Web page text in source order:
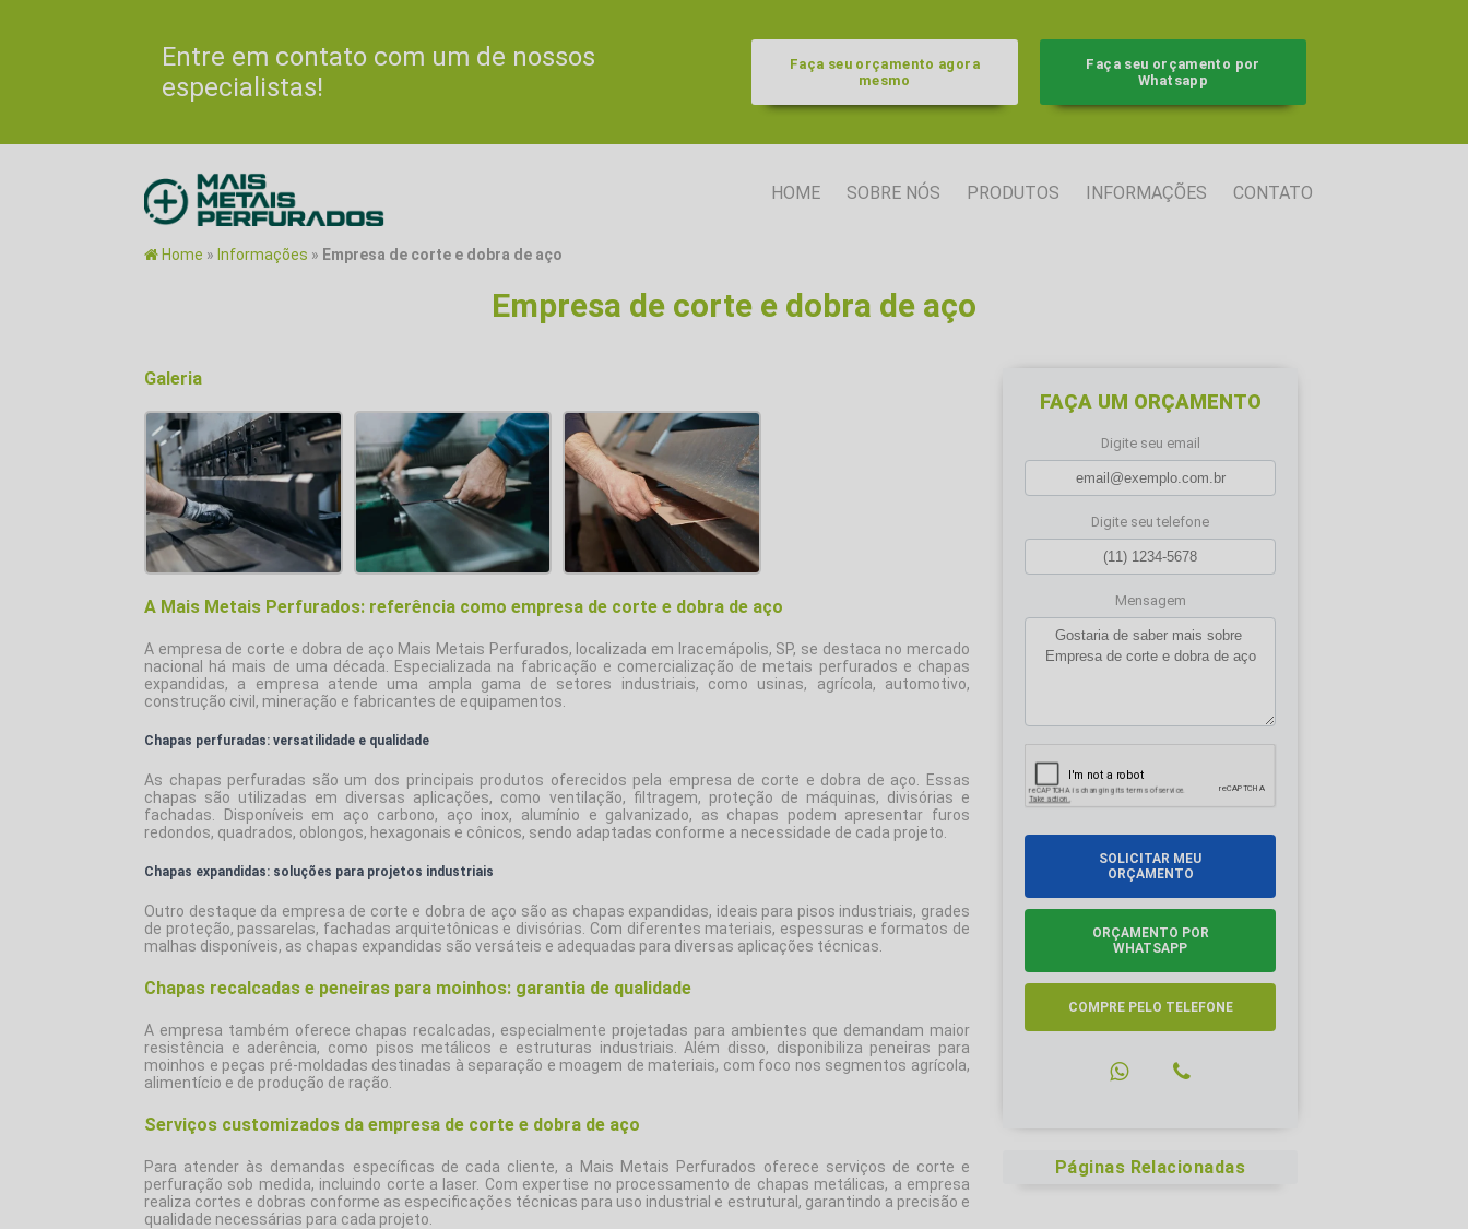
Entre em contato com um de nossos
especialistas!
Faça seu orçamento agora
mesmo
Faça seu orçamento por
Whatsapp
HOME SOBRE NÓS PRODUTOS INFORMAÇÕES CONTATO
Home » Informações » Empresa de corte e dobra de aço
Empresa de corte e dobra de aço
Galeria
A Mais Metais Perfurados: referência como empresa de corte e dobra de aço
A empresa de corte e dobra de aço Mais Metais Perfurados, localizada em Iracemápolis, SP, se destaca no mercado
nacional há mais de uma década. Especializada na fabricação e comercialização de metais perfurados e chapas
expandidas, a empresa atende uma ampla gama de setores industriais, como usinas, agrícola, automotivo,
construção civil, mineração e fabricantes de equipamentos.
Chapas perfuradas: versatilidade e qualidade
As chapas perfuradas são um dos principais produtos oferecidos pela empresa de corte e dobra de aço . Essas
chapas são utilizadas em diversas aplicações, como ventilação, filtragem, proteção de máquinas, divisórias e
fachadas. Disponíveis em aço carbono, aço inox, alumínio e galvanizado, as chapas podem apresentar furos
redondos, quadrados, oblongos, hexagonais e cônicos, sendo adaptadas conforme a necessidade de cada projeto.
Chapas expandidas: soluções para projetos industriais
Outro destaque da empresa de corte e dobra de aço são as chapas expandidas, ideais para pisos industriais, grades
de proteção, passarelas, fachadas arquitetônicas e divisórias. Com diferentes materiais, espessuras e formatos de
malhas disponíveis, as chapas expandidas são versáteis e adequadas para diversas aplicações técnicas.
Chapas recalcadas e peneiras para moinhos: garantia de qualidade
A empresa também oferece chapas recalcadas, especialmente projetadas para ambientes que demandam maior
resistência e aderência, como pisos metálicos e estruturas industriais. Além disso, disponibiliza peneiras para
moinhos e peças pré-moldadas destinadas à separação e moagem de materiais, com foco nos segmentos agrícola,
alimentício e de produção de ração.
Serviços customizados da empresa de corte e dobra de aço
Para atender às demandas específicas de cada cliente, a Mais Metais Perfurados oferece serviços de corte e
perfuração sob medida, incluindo corte a laser. Com expertise no processamento de chapas metálicas, a empresa
realiza cortes e dobras conforme as especificações técnicas para uso industrial e estrutural, garantindo a precisão e
qualidade necessárias para cada projeto.
FAÇA UM ORÇAMENTO
Digite seu email
Digite seu telefone
Mensagem
SOLICITAR MEU
ORÇAMENTO
ORÇAMENTO POR
WHATSAPP
COMPRE PELO TELEFONE
Páginas Relacionadas